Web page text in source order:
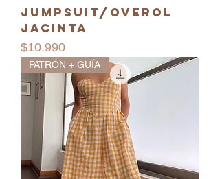
Jumpsuit/Overol
Jacinta
Precio
$10.990
PATRÓN + GUÍA